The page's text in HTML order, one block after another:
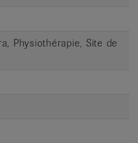
Physiothérapie, Site de